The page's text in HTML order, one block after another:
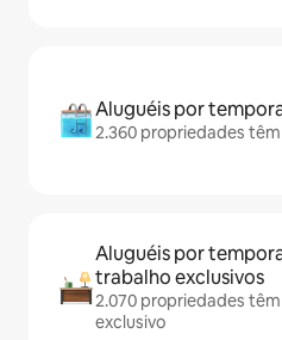
Aluguéis por
2.360 propriedades
Aluguéis por
trabalho exclusivos
2.070 propriedades
exclusivo